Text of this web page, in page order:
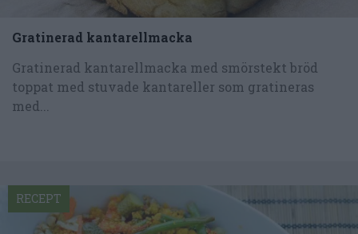
Gratinerad kantarellmacka
Gratinerad kantarellmacka med smörstekt bröd
toppat med stuvade kantareller som gratineras
med...
RECEPT